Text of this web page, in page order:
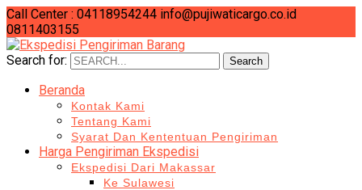
Call Center : 04118954244 info@pujiwaticargo.co.id
0811403155
Search for:
Search
Beranda
Kontak Kami
Tentang Kami
Syarat Dan Kententuan Pengiriman
Harga Pengiriman Ekspedisi
Ekspedisi Dari Makassar
Ke Sulawesi